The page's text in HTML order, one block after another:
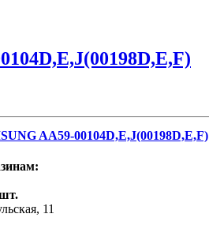
AA59-00104D,E,J(00198D,E,F)
11